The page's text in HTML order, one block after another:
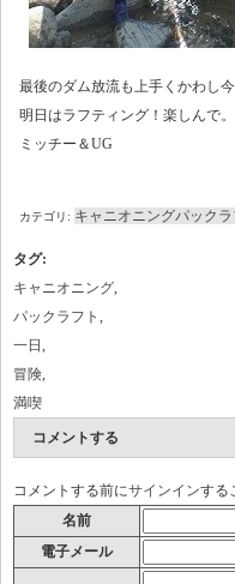
最後のダム放流も上手くかわし
明日はラフティング！楽しんで。
ミッチー＆UG
カテゴリ: キャニオニングパックラ
タグ:
キャニオニング
パックラフト
一日
冒険
満喫
コメントする
コメントする前にサインインする
名前
電子メール